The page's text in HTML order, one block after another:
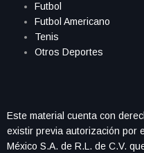
Futbol
Futbol Americano
Tenis
Otros Deportes
Este material cuenta con
existir previa autorización por
México S.A. de R.L. de C.V.